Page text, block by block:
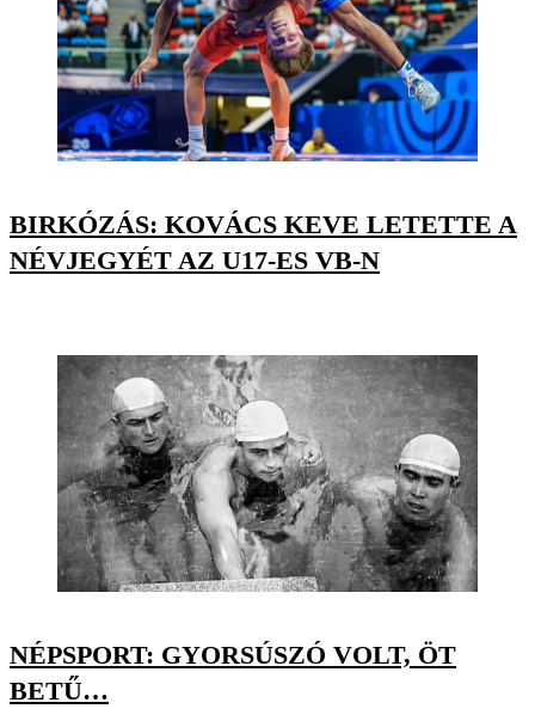
BIRKÓZÁS: KOVÁCS KEVE LETETTE A
NÉVJEGYÉT AZ U17-ES VB-N
NÉPSPORT: GYORSÚSZÓ VOLT, ÖT
BETŰ…